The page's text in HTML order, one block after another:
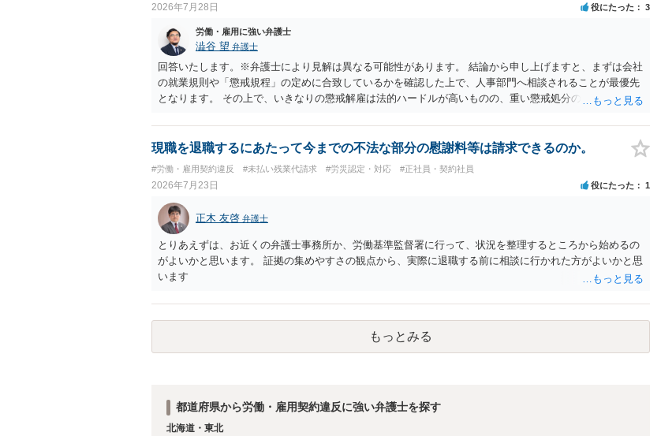
2026年7月28日 役にたった 3
労働・雇用に強い弁護士
澁谷 望 弁護士
回答いたします。※弁護士により見解は異なる可能性があります。 結論から申し上げますと、まずは会社
の就業規則や「懲戒規程」の定めに合致しているかを確認した上で、人事部門へ相談されることが最優先
となります。 その上で、いきなりの懲戒解雇は法的ハードルが高いものの、重い懲戒処分の対象には十分
せ、誤認した他部署への適切なフォローや周知を求めるのが有効です。 あるいは、懲戒があったことを社
内で周知される手続があるのならば、それにより軽微ながら回復はできるかもしれません。 さらに個人と
（ただし、金額は多額にならない可能性があります。）。
現職を退職するにあたって今までの不法な部分の慰謝料等は請求できるのか。
#労働・雇用契約違反 #未払い残業代請求 #労災認定・対応 #正社員・契約社員
2026年7月23日 役にたった 1
正木 友啓 弁護士
とりあえずは、お近くの弁護士事務所か、労働基準監督署に行って、状況を整理するところから始めるの
がよいかと思います。 証拠の集めやすさの観点から、実際に退職する前に相談に行かれた方がよいかと思
います
もっとみる
都道府県から労働・雇用契約違反に強い弁護士を探す
北海道・東北